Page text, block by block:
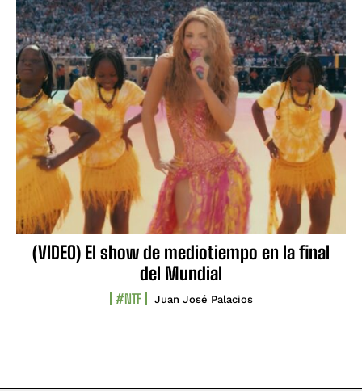
(VIDEO) El show de mediotiempo en la final
del Mundial
#NTF Juan José Palacios